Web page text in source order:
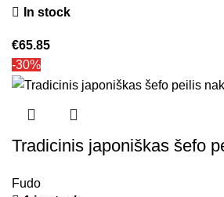
In stock
€65.85
-30%
Tradicinis japoniškas šefo
Fudo